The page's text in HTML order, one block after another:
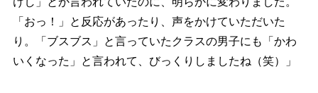
「おっ！」と反応があったり、声をかけていただいた
り。「ブスブス」と言っていたクラスの男子にも「かわ
いくなった」と言われて、びっくりしましたね（笑）」